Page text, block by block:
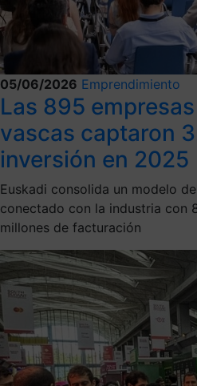
05/06/2026 Emprendimiento
Las 895
vascas captaron
inversión en 2025
Euskadi consolida un modelo
conectado con la industria con
millones de facturación